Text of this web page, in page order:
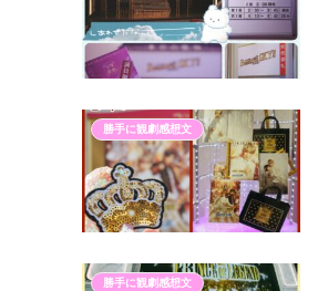
勝手に観劇感想文
勝手に観劇感想文